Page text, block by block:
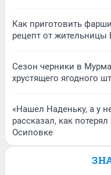
Как приготовить
рецепт от жительницы
Сезон черники в
хрустящего ягодного
«Нашел Наденьку, а у
рассказал, как
Осиповке